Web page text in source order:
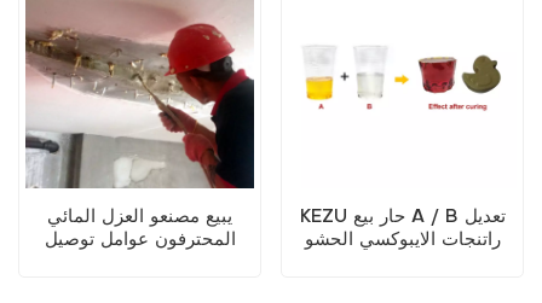
يبيع مصنعو العزل المائي
المحترفون عوامل توصيل
KEZU حار بيع A / B تعديل
راتنجات الايبوكسي الحشو